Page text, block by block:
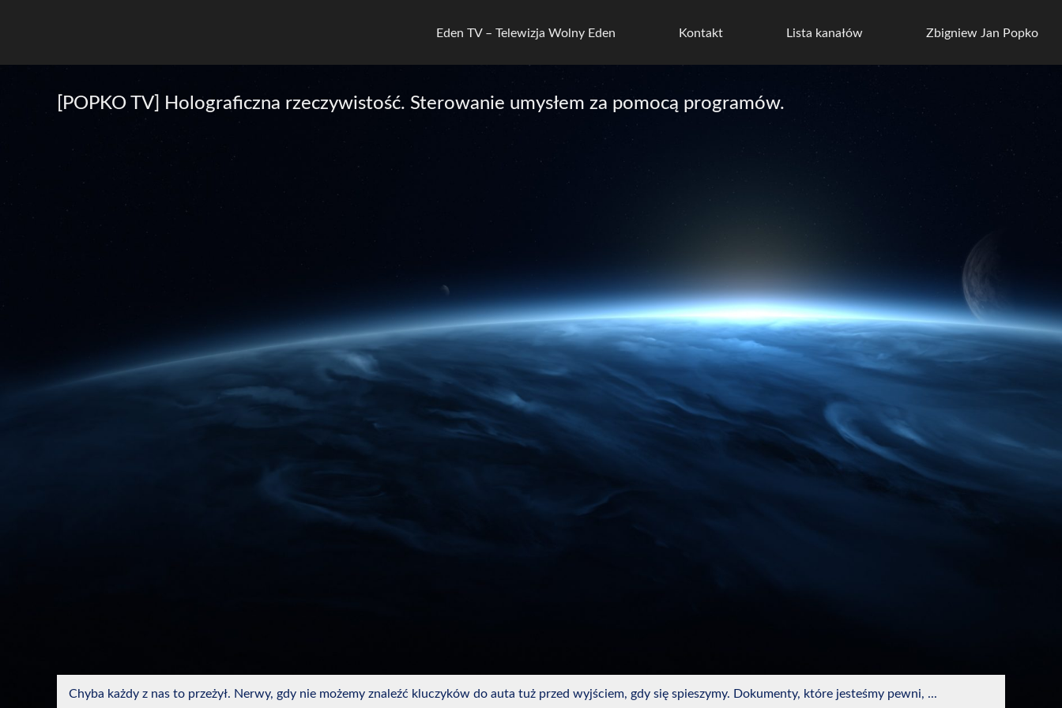
Eden TV – Telewizja Wolny Eden Kontakt Lista kanałów Zbigniew Jan Popko
[POPKO TV] Holograficzna rzeczywistość. Sterowanie umysłem za pomocą programów.
Chyba każdy z nas to przeżył. Nerwy, gdy nie możemy znaleźć kluczyków do auta tuż przed wyjściem, gdy się spieszymy. Dokumenty, które jesteśmy pewni, ...